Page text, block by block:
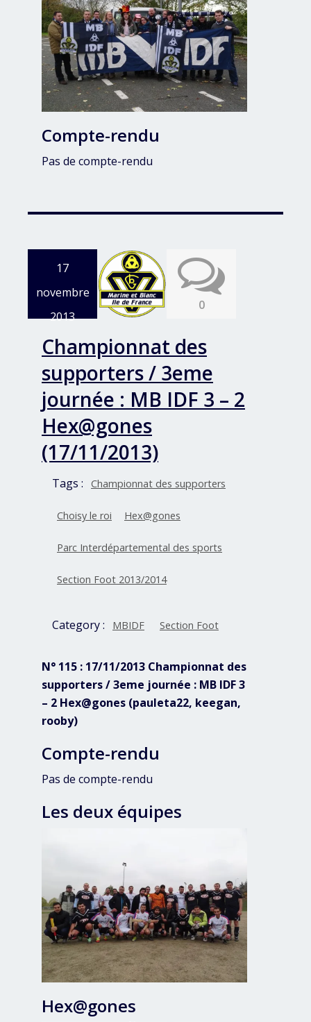
Compte-rendu
Pas de compte-rendu
17
novembre
2013
0
Championnat des
supporters / 3eme
journée : MB IDF 3 – 2
Hex@gones
(17/11/2013)
Tags : Championnat des supporters
Choisy le roi Hex@gones
Parc Interdépartemental des sports
Section Foot 2013/2014
Category : MBIDF Section Foot
N° 115 : 17/11/2013 Championnat des
supporters / 3eme journée : MB IDF 3
– 2 Hex@gones (pauleta22, keegan,
rooby)
Compte-rendu
Pas de compte-rendu
Les deux équipes
Hex@gones